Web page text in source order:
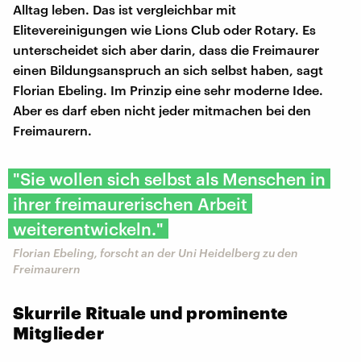
Alltag leben. Das ist vergleichbar mit
Elitevereinigungen wie Lions Club oder Rotary. Es
unterscheidet sich aber darin, dass die Freimaurer
einen Bildungsanspruch an sich selbst haben, sagt
Florian Ebeling. Im Prinzip eine sehr moderne Idee.
Aber es darf eben nicht jeder mitmachen bei den
Freimaurern.
"Sie wollen sich selbst als Menschen in
ihrer freimaurerischen Arbeit
weiterentwickeln."
Florian Ebeling, forscht an der Uni Heidelberg zu den
Freimaurern
Skurrile Rituale und prominente
Mitglieder